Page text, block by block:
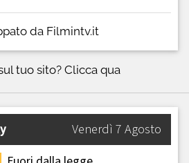
da Filmintv.it
tuo sito?Clicca qua